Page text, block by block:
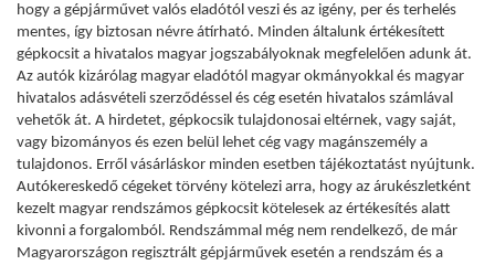
hogy a gépjárművet valós eladótól veszi és az igény, per és terhelés
mentes, így biztosan névre átírható. Minden általunk értékesített
gépkocsit a hivatalos magyar jogszabályoknak megfelelően adunk át.
Az autók kizárólag magyar eladótól magyar okmányokkal és magyar
hivatalos adásvételi szerződéssel és cég esetén hivatalos számlával
vehetők át. A hirdetet, gépkocsik tulajdonosai eltérnek, vagy saját,
vagy bizományos és ezen belül lehet cég vagy magánszemély a
tulajdonos. Erről vásárláskor minden esetben tájékoztatást nyújtunk.
Autókereskedő cégeket törvény kötelezi arra, hogy az árukészletként
kezelt magyar rendszámos gépkocsit kötelesek az értékesítés alatt
kivonni a forgalomból. Rendszámmal még nem rendelkező, de már
Magyarországon regisztrált gépjárművek esetén a rendszám és a